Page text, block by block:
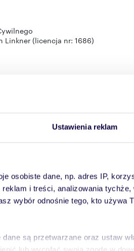
Ustawienia reklam
osobiste dane, np. adres IP,
i treści, analizowania
wybór odnośnie tego, kto używa
są przetwarzane oraz ustaw
Linkner (licencja nr: 1686)
miejscowość:Olsztynulica: